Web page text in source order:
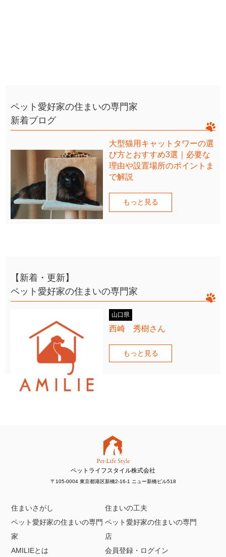
ペット愛好家の住まいの専門家
新着ブログ
大型猫用キャットタワーの選
び方とおすすめ3選｜必要な
理由や設置場所のポイントま
で解説
もっと見る
【新着・更新】
ペット愛好家の住まいの専門家
山口県
西崎 秀樹さん
もっと見る
ペットライフスタイル株式会社
〒105-0004 東京都港区新橋2-16-1 ニュー新橋ビル518
住まいさがし
住まいの工夫
ペット愛好家の住まいの専門
家
ペット愛好家の住まいの専門
店
AMILIEとは
会員登録・ログイン